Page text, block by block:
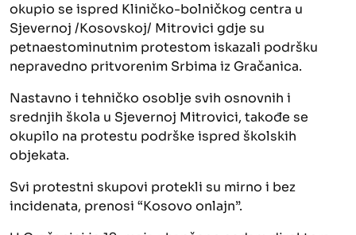
okupio se ispred Kliničko-bolničkog centra u
Sjevernoj /Kosovskoj/ Mitrovici gdje su
petnaestominutnim protestom iskazali podršku
nepravedno pritvorenim Srbima iz Gračanica.
Nastavno i tehničko osoblje svih osnovnih i
srednjih škola u Sjevernoj Mitrovici, takođe se
okupilo na protestu podrške ispred školskih
objekata.
Svi protestni skupovi protekli su mirno i bez
incidenata, prenosi “Kosovo onlajn”.